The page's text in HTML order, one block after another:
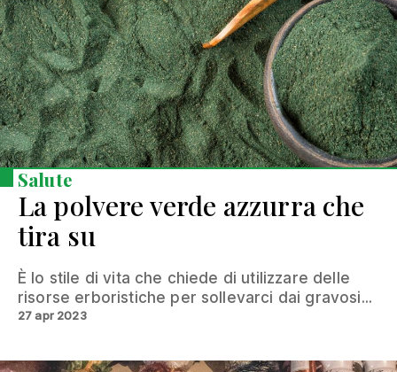
Salute
La polvere verde azzurra che
tira su
È lo stile di vita che chiede di utilizzare delle
risorse erboristiche per sollevarci dai gravosi...
27 apr 2023